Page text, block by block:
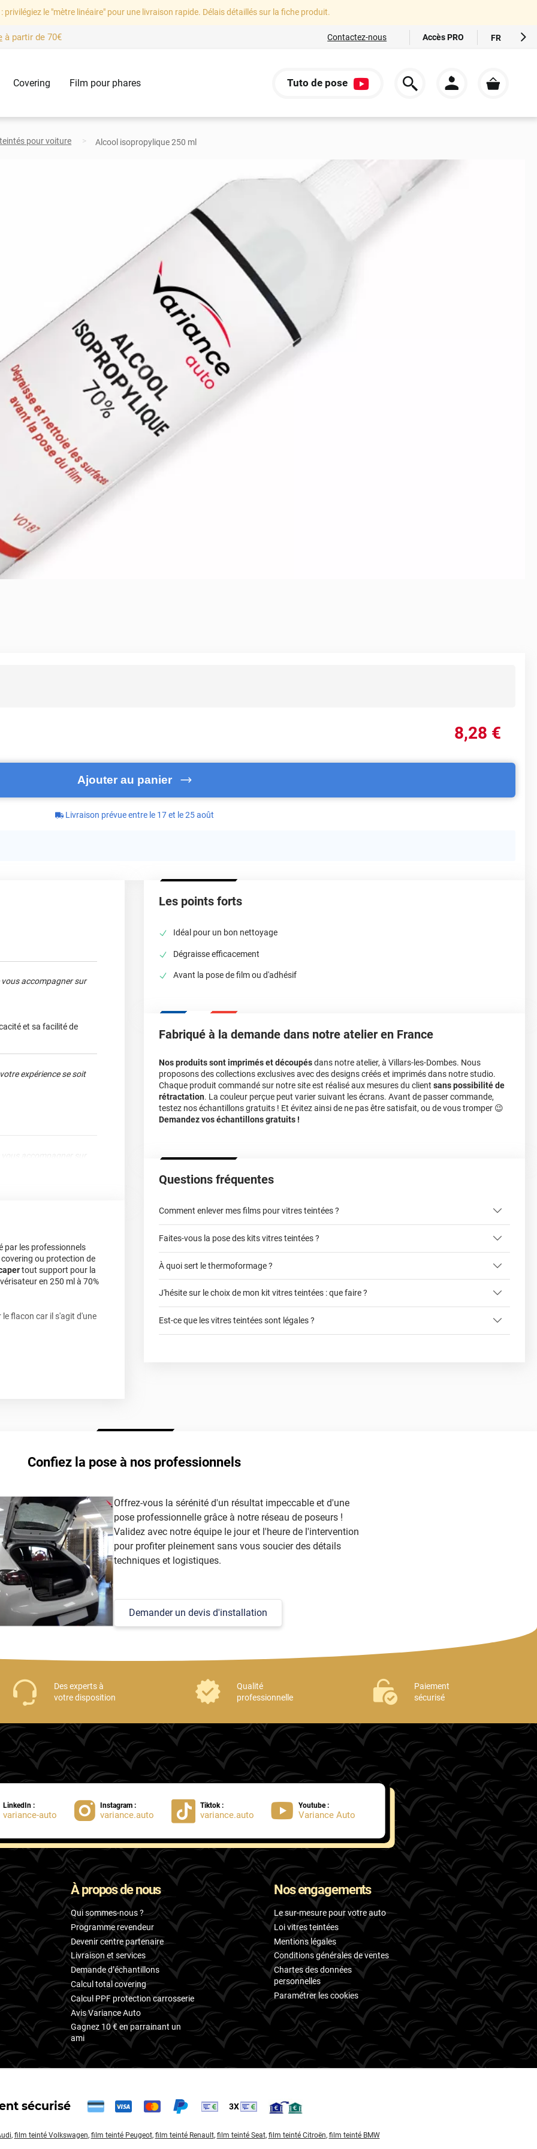
privilégiez le "mètre linéaire" pour une livraison rapide. Délais détaillés sur la fiche produit.
à partir de 70€ Contactez-nous Accès PRO FR
Covering Film pour phares Tuto de pose
pour voiture Alcool isopropylique 250 ml
8,28 €
Ajouter au panier
Livraison prévue entre le 17 et le 25 août
accompagner sur
et sa facilité de
expérience se soit
accompagner sur
de collaborer avec
haut ! Même à 2.
et produit conforme
par les professionnels
ou protection de
tout support pour la
en 250 ml à 70%
flacon car il s'agit d'une
Les points forts
Idéal pour un bon nettoyage
Dégraisse efficacement
Avant la pose de film ou d'adhésif
Fabriqué à la demande dans notre atelier en France
Nos produits sont imprimés et découpésdans notre atelier, à Villars-les-Dombes. Nous
proposons des collections exclusives avec des designs créés et imprimés dans notre studio.
Chaque produit commandé sur notre site est réalisé aux mesures du client sans possibilité de
rétractation. La couleur perçue peut varier suivant les écrans. Avant de passer commande,
testez nos échantillons gratuits ! Et évitez ainsi de ne pas être satisfait, ou de vous tromper 😉
Demandez vos échantillons gratuits !
Questions fréquentes
Comment enlever mes films pour vitres teintées ?
Faites-vous la pose des kits vitres teintées ?
kits vitres teintées
À quoi sert le thermoformage ?
faciliter la pose du film sur la vitre
J'hésite sur le choix de mon kit vitres teintées : que faire ?
ce formulaire
Est-ce que les vitres teintées sont légales ?
article
Confiez la pose à nos professionnels
Offrez-vous la sérénité d'un résultat impeccable et d'une
pose professionnelle grâce à notre réseau de poseurs !
Validez avec notre équipe le jour et l'heure de l'intervention
pour profiter pleinement sans vous soucier des détails
techniques et logistiques.
Demander un devis d'installation
Des experts à
votre disposition
Qualité
professionnelle
Paiement
sécurisé
LinkedIn :
variance-auto
Instagram :
variance.auto
Tiktok :
variance.auto
Youtube :
Variance Auto
À propos de nous
Qui sommes-nous ?
Programme revendeur
Devenir centre partenaire
Livraison et services
Demande d’échantillons
Calcul total covering
Calcul PPF protection carrosserie
Avis Variance Auto
Gagnez 10 € en parrainant un
ami
Nos engagements
Le sur-mesure pour votre auto
Loi vitres teintées
Mentions légales
Conditions générales de ventes
Chartes des données
personnelles
Paramétrer les cookies
sécurisé 3X
, film teinté Volkswagen, film teinté Peugeot, film teinté Renault, film teinté Seat, film teinté Citroën, film teinté BMW